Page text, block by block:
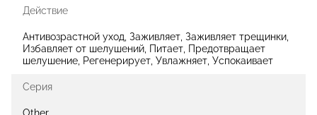
Действие
Антивозрастной уход, Заживляет, Заживляет трещинки,
Избавляет от шелушений, Питает, Предотвращает
шелушение, Регенерирует, Увлажняет, Успокаивает
Серия